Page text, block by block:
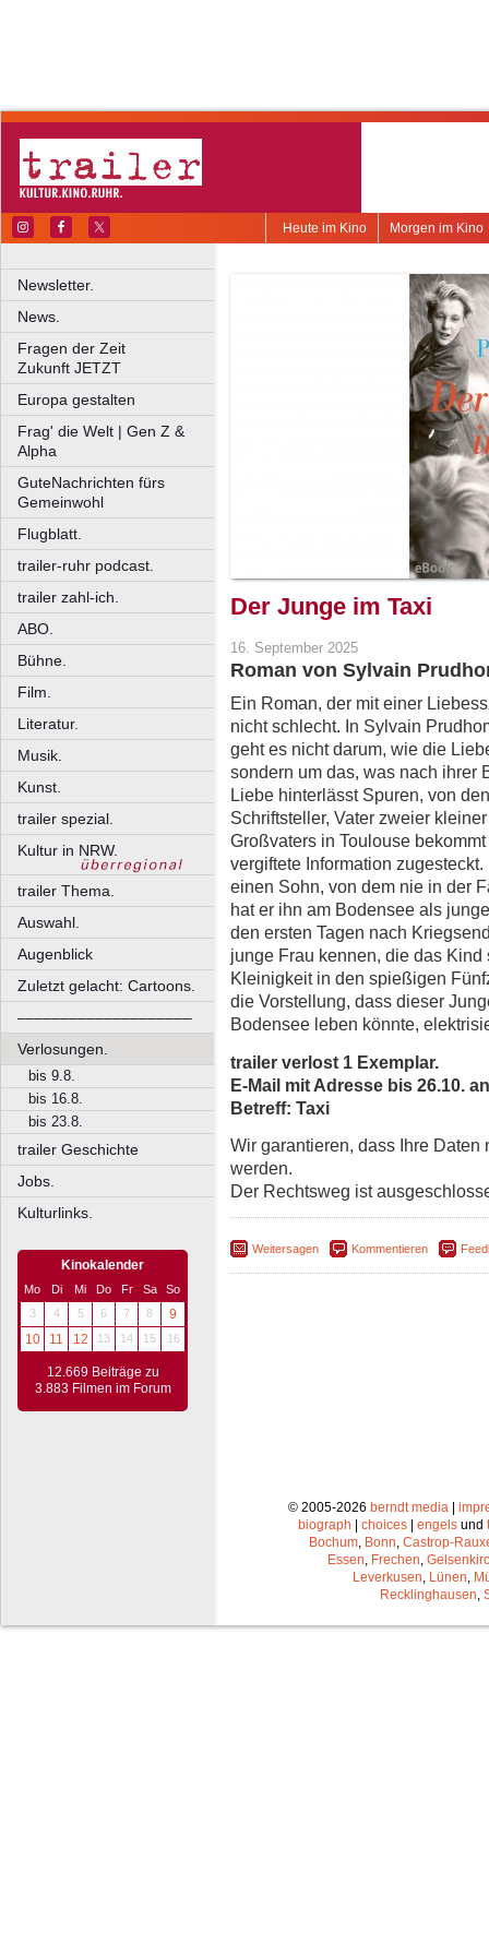
Morgen im Kino
Heute im Kino
Newsletter.
News.
Fragen der Zeit
Zukunft JETZT
Europa gestalten
Frag' die Welt | Gen Z &
Alpha
GuteNachrichten fürs
Gemeinwohl
Flugblatt.
trailer-ruhr podcast.
trailer zahl-ich.
ABO.
Bühne.
Film.
Literatur.
Musik.
Kunst.
trailer spezial.
Kultur in NRW.
trailer Thema.
Auswahl.
Augenblick
Zuletzt gelacht: Cartoons.
––––––––––––––––––––
Verlosungen.
bis 9.8.
bis 16.8.
bis 23.8.
trailer Geschichte
Jobs.
Kulturlinks.
Kinokalender
Mo Di Mi Do Fr Sa
So
3
4 5 6 7 8
9
10
11 12 13 14 15 16
12.669 Beiträge zu
3.883 Filmen im Forum
Der Junge im Taxi
16. September 2025
Roman von Sylvain
Ein Roman, der mit einer
nicht schlecht. In Sylvain
geht es nicht darum, wie die
sondern um das, was nach ihrer
Liebe hinterlässt Spuren, von
Schriftsteller, Vater zweier
Großvaters in Toulouse
vergiftete Information
einen Sohn, von dem nie in der
hat er ihn am Bodensee als
den ersten Tagen nach
junge Frau kennen, die das
Kleinigkeit in den spießigen
die Vorstellung, dass dieser
Bodensee leben könnte,
trailer verlost 1 Exemplar.
E-Mail mit Adresse bis 26.10.
Betreff: Taxi
Wir garantieren, dass Ihre
werden.
Der Rechtsweg ist
Weitersagen Kommentieren
© 2005-2026 berndt media|
biograph
choices engels und
Bochum, Bonn, Castrop-
Essen, Frechen,
Leverkusen, Lünen,
Recklinghausen,